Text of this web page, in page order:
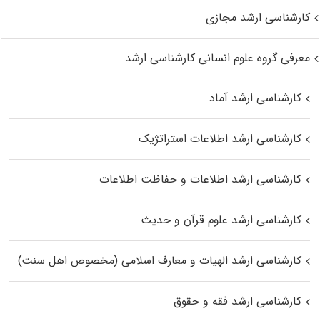
کارشناسی ارشد مجازی
معرفی گروه علوم انسانی کارشناسی ارشد
کارشناسی ارشد آماد
کارشناسی ارشد اطلاعات استراتژیک
کارشناسی ارشد اطلاعات و حفاظت اطلاعات
کارشناسی ارشد علوم قرآن و حدیث
کارشناسی ارشد الهیات و معارف اسلامی (مخصوص اهل سنت)
کارشناسی ارشد فقه و حقوق